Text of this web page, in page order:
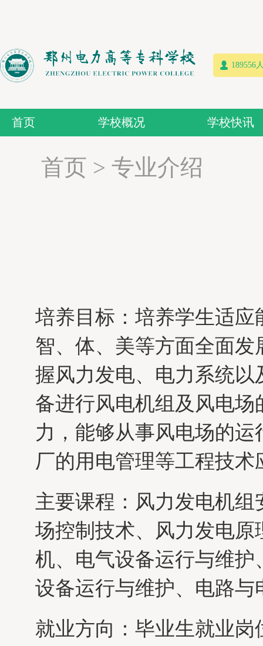
189556
首页 学校概况 学校快讯
首页 > 专业介绍
培养目标：培养学生适
智、体、美等方面全面
握风力发电、电力系统
备进行风电机组及风电
力，能够从事风电场的
厂的用电管理等工程技术
主要课程：风力发电机
场控制技术、风力发电
机、电气设备运行与维
设备运行与维护、电路与
就业方向：毕业生就业